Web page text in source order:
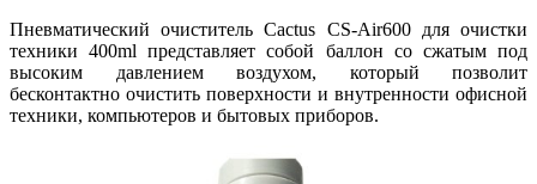
Пневматический очиститель Cactus CS-Air600 для очистки
техники 400ml представляет собой баллон со сжатым под
высоким давлением воздухом, который позволит
бесконтактно очистить поверхности и внутренности офисной
техники, компьютеров и бытовых приборов.